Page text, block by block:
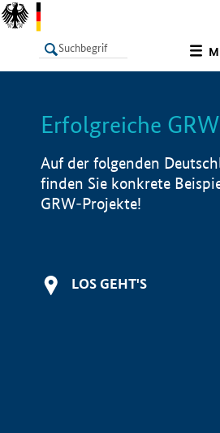
LISTE
Erfolgreiche
Auf der folgenden
finden Sie konkrete
GRW-Projekte!
LOS GEHT'S